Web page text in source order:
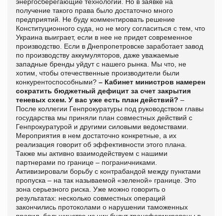
получение такого права было достаточно много
предприятий. Не буду комментировать решение
Конституционного суда, но не могу согласиться с тем, что
Украина выиграет, если в нее не придет современное
производство. Если в Днепропетровске заработает завод
по производству аккумуляторов, даже уважаемые
западные бренды уйдут с нашего рынка. Мы что, не
хотим, чтобы отечественные производители были
конкурентоспособными? – Кабинет министров намерен
сократить бюджетный дефицит за счет закрытия
теневых схем. У вас уже есть план действий? –
После коллегии Генпрокуратуры под руководством главы
государства мы приняли план совместных действий с
Генпрокуратурой и другими силовыми ведомствами.
Мероприятия в нем достаточно конкретные, а их
реализация говорит об эффективности этого плана.
Также мы активно взаимодействуем с нашими
партнерами по границе – пограничниками.
Активизировали борьбу с контрабандой между пунктами
пропуска – на так называемой «зеленой» границе. Это
зона серьезного риска. Уже можно говорить о
результатах: несколько совместных операций
закончились протоколами о нарушении таможенных